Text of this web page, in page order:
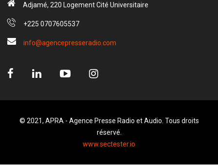
Adjamé, 220 Logement Cité Universitaire
+225 0707605537
info@agencepresseradio.com
© 2021, APRA - Agence Presse Radio et Audio. Tous droits
réservé.
www.sectester.io